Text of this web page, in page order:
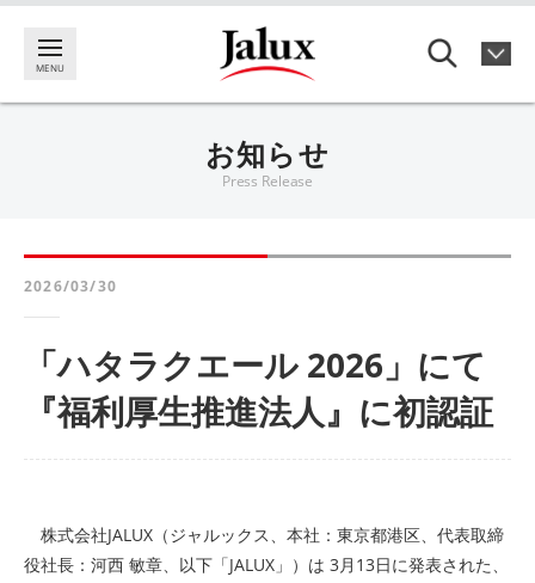
お知らせ
Press Release
2026/03/30
「ハタラクエール 2026」にて
『福利厚生推進法人』に初認証
株式会社JALUX（ジャルックス、本社：東京都港区、代表取締
役社長：河西 敏章、以下「JALUX」）は 3月13日に発表された、